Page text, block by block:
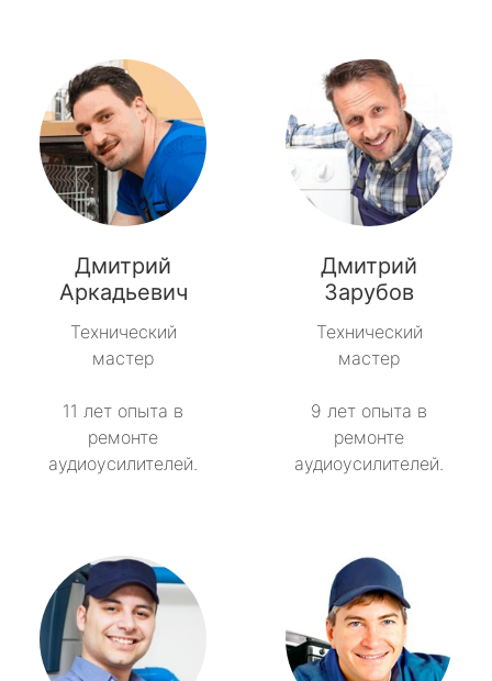
Дмитрий
Аркадьевич
Технический
мастер
11 лет опыта в
ремонте
аудиоусилителей.
Дмитрий
Зарубов
Технический
мастер
9 лет опыта в
ремонте
аудиоусилителей.